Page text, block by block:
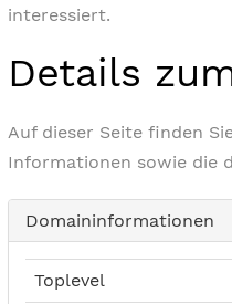
interessiert.
Details
Auf dieser Seite finden
Informationen sowie die
Domaininformationen
Toplevel